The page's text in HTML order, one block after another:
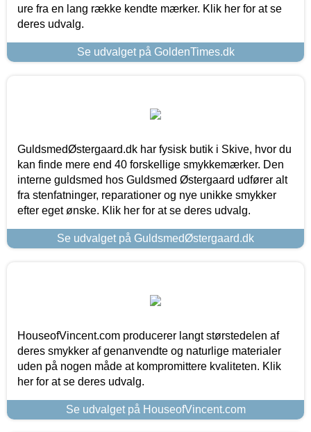
ure fra en lang række kendte mærker. Klik her for at se
deres udvalg.
Se udvalget på GoldenTimes.dk
GuldsmedØstergaard.dk har fysisk butik i Skive, hvor du
kan finde mere end 40 forskellige smykkemærker. Den
interne guldsmed hos Guldsmed Østergaard udfører alt
fra stenfatninger, reparationer og nye unikke smykker
efter eget ønske. Klik her for at se deres udvalg.
Se udvalget på GuldsmedØstergaard.dk
HouseofVincent.com producerer langt størstedelen af
deres smykker af genanvendte og naturlige materialer
uden på nogen måde at kompromittere kvaliteten. Klik
her for at se deres udvalg.
Se udvalget på HouseofVincent.com